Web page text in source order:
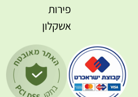
פירות
אשקלון